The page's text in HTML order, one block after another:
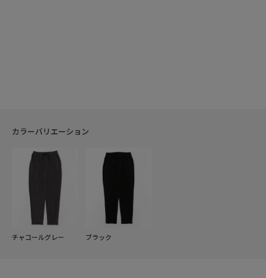
カラーバリエーション
チャコールグレー ブラック